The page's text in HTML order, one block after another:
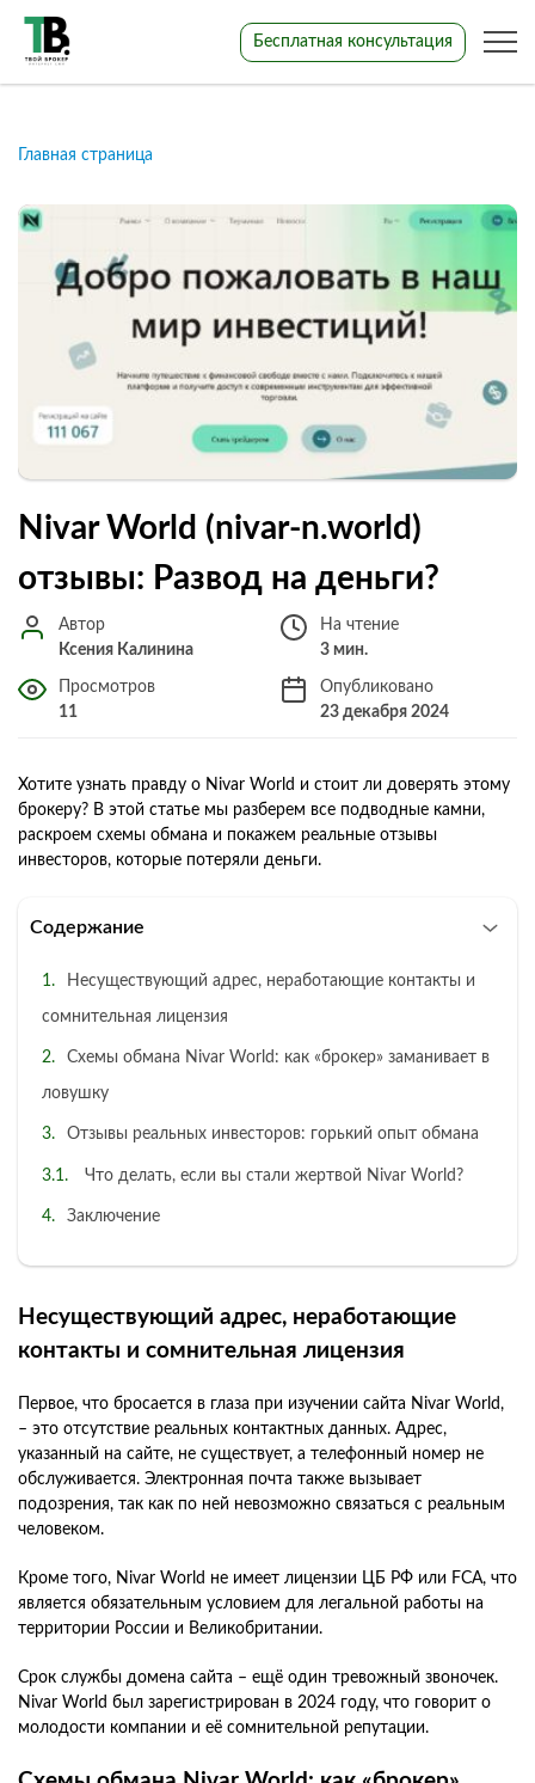
Бесплатная консультация
Главная страница
Nivar World (nivar-n.world)
отзывы: Развод на деньги?
Автор
Ксения Калинина
На чтение
3 мин.
Просмотров
11
Опубликовано
23 декабря 2024
Хотите узнать правду о Nivar World и стоит ли доверять этому
брокеру? В этой статье мы разберем все подводные камни,
раскроем схемы обмана и покажем реальные отзывы
инвесторов, которые потеряли деньги.
Содержание
Несуществующий адрес, неработающие контакты и
сомнительная лицензия
Схемы обмана Nivar World: как «брокер» заманивает в
ловушку
Отзывы реальных инвесторов: горький опыт обмана
Что делать, если вы стали жертвой Nivar World?
Заключение
Несуществующий адрес, неработающие
контакты и сомнительная лицензия
Первое, что бросается в глаза при изучении сайта Nivar World,
– это отсутствие реальных контактных данных. Адрес,
указанный на сайте, не существует, а телефонный номер не
обслуживается. Электронная почта также вызывает
подозрения, так как по ней невозможно связаться с реальным
человеком.
Кроме того, Nivar World не имеет лицензии ЦБ РФ или FCA, что
является обязательным условием для легальной работы на
территории России и Великобритании.
Срок службы домена сайта – ещё один тревожный звоночек.
Nivar World был зарегистрирован в 2024 году, что говорит о
молодости компании и её сомнительной репутации.